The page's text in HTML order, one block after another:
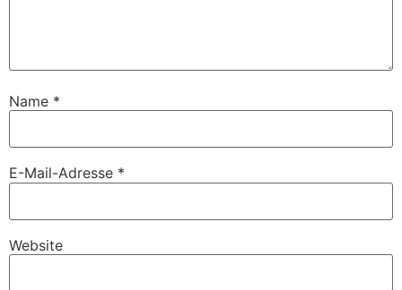
Name *
E-Mail-Adresse *
Website